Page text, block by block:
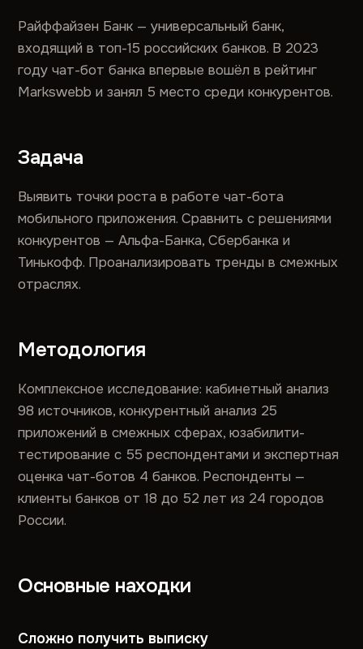
Райффайзен Банк — универсальный банк,
входящий в топ-15 российских банков. В 2023
году чат-бот банка впервые вошёл в рейтинг
Markswebb и занял 5 место среди конкурентов.
Задача
Выявить точки роста в работе чат-бота
мобильного приложения. Сравнить с решениями
конкурентов — Альфа-Банка, Сбербанка и
Тинькофф. Проанализировать тренды в смежных
отраслях.
Методология
Комплексное исследование: кабинетный анализ
98 источников, конкурентный анализ 25
приложений в смежных сферах, юзабилити-
тестирование с 55 респондентами и экспертная
оценка чат-ботов 4 банков. Респонденты —
клиенты банков от 18 до 52 лет из 24 городов
России.
Основные находки
Сложно получить выписку